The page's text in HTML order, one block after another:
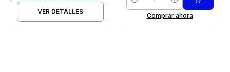
VER DETALLES
Cantidad
Comprar ahora